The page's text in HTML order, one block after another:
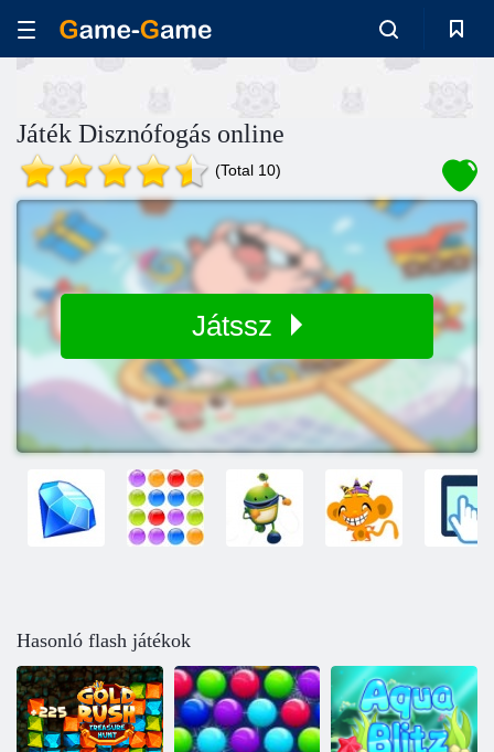
Játék Disznófogás online
(Total 10)
Játssz
Hasonló flash játékok